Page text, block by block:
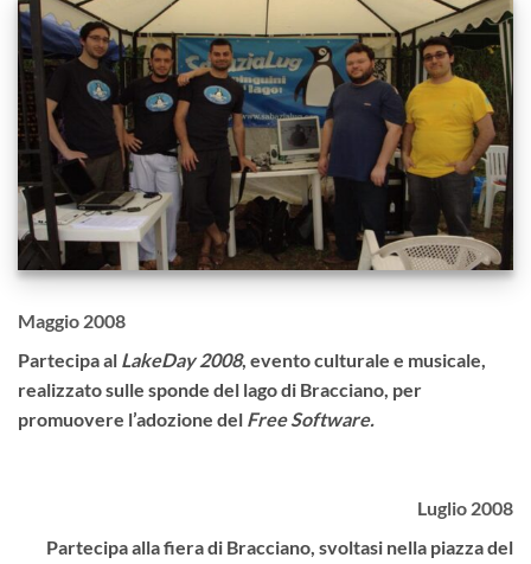
Maggio 2008
Partecipa al LakeDay 2008, evento culturale e musicale,
realizzato sulle sponde del lago di Bracciano, per
promuovere l’adozione del Free Software.
Luglio 2008
Partecipa alla fiera di Bracciano, svoltasi nella piazza del